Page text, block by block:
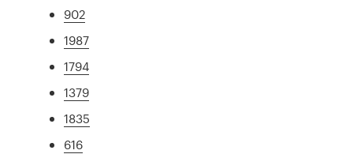
902
1987
1794
1379
1835
616